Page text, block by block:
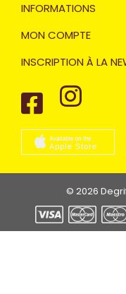
INFORMATIONS
MON COMPTE
INSCRIPTION À LA
© 2026